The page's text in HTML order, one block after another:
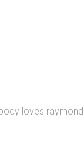
loves raymond